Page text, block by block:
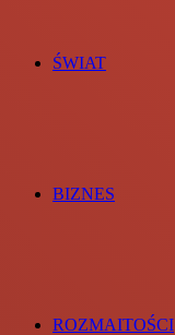
ŚWIAT
BIZNES
ROZMAITOŚCI